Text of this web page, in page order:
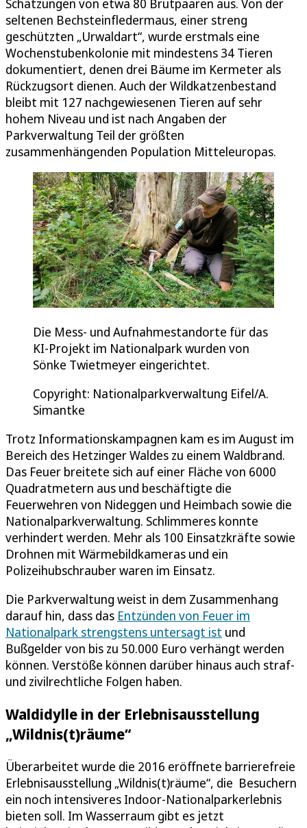
Schätzungen von etwa 80 Brutpaaren aus. Von der
seltenen Bechsteinfledermaus, einer streng
geschützten „Urwaldart“, wurde erstmals eine
Wochenstubenkolonie mit mindestens 34 Tieren
dokumentiert, denen drei Bäume im Kermeter als
Rückzugsort dienen. Auch der Wildkatzenbestand
bleibt mit 127 nachgewiesenen Tieren auf sehr
hohem Niveau und ist nach Angaben der
Parkverwaltung Teil der größten
zusammenhängenden Population Mitteleuropas.
Die Mess- und Aufnahmestandorte für das
KI-Projekt im Nationalpark wurden von
Sönke Twietmeyer eingerichtet.
Copyright: Nationalparkverwaltung Eifel/A.
Simantke
Trotz Informationskampagnen kam es im August im
Bereich des Hetzinger Waldes zu einem Waldbrand.
Das Feuer breitete sich auf einer Fläche von 6000
Quadratmetern aus und beschäftigte die
Feuerwehren von Nideggen und Heimbach sowie die
Nationalparkverwaltung. Schlimmeres konnte
verhindert werden. Mehr als 100 Einsatzkräfte sowie
Drohnen mit Wärmebildkameras und ein
Polizeihubschrauber waren im Einsatz.
Die Parkverwaltung weist in dem Zusammenhang
darauf hin, dass das Entzünden von Feuer im
Nationalpark strengstens untersagt ist und
Bußgelder von bis zu 50.000 Euro verhängt werden
können. Verstöße können darüber hinaus auch straf-
und zivilrechtliche Folgen haben.
Waldidylle in der Erlebnisausstellung
„Wildnis(t)räume“
Überarbeitet wurde die 2016 eröffnete barrierefreie
Erlebnisausstellung „Wildnis(t)räume“, die Besuchern
ein noch intensiveres Indoor-Nationalparkerlebnis
bieten soll. Im Wasserraum gibt es jetzt